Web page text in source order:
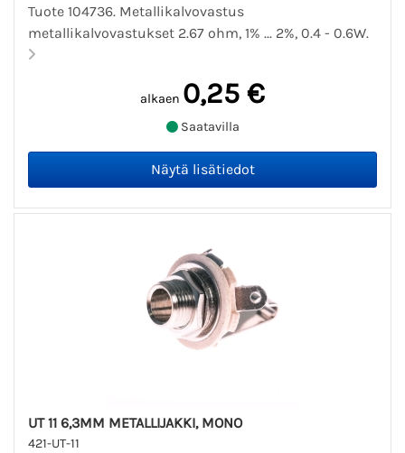
Tuote 104736. Metallikalvovastus
metallikalvovastukset 2.67 ohm, 1% ... 2%, 0.4 - 0.6W.
alkaen 0,25 €
Saatavilla
UT 11 6,3MM METALLIJAKKI, MONO
421-UT-11